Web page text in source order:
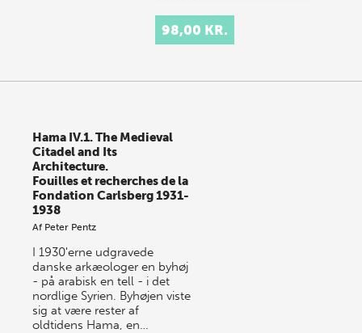
98,00 KR.
Hama IV.1. The Medieval
Citadel and Its
Architecture.
Fouilles et recherches de la
Fondation Carlsberg 1931-
1938
Af Peter Pentz
I 1930'erne udgravede
danske arkæologer en byhøj
- på arabisk en tell - i det
nordlige Syrien. Byhøjen viste
sig at være rester af
oldtidens Hama, en…